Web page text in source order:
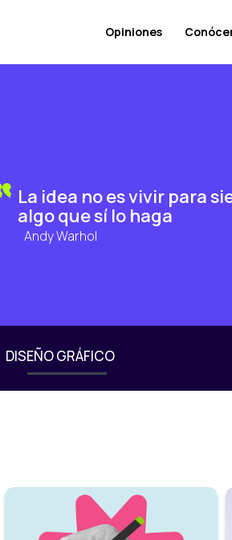
Opiniones
La idea no es vivir para
algo que sí lo haga
Andy Warhol
DISEÑO GRÁFICO